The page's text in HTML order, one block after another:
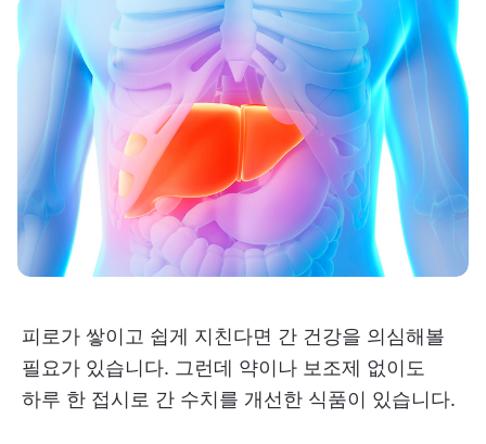
피로가 쌓이고 쉽게 지친다면 간 건강을 의심해볼
필요가 있습니다. 그런데 약이나 보조제 없이도
하루 한 접시로 간 수치를 개선한 식품이 있습니다.